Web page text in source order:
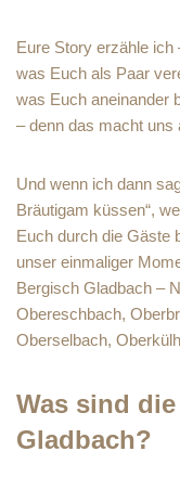
Eure Story erzähle
was Euch als Paar
was Euch aneinander
– denn das macht
Und wenn ich dann
Bräutigam küssen“,
Euch durch die Gäste
unser einmaliger
Bergisch Gladbach –
Obereschbach,
Oberselbach,
Was sind
Gladbach?